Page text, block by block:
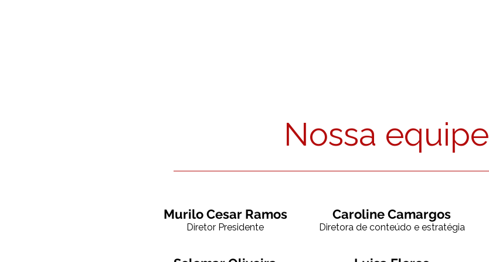
Nossa equipe
Murilo Cesar Ramos
Diretor Presidente
Caroline Camargos
Diretora de conteúdo e estratégia